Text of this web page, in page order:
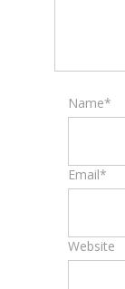
Name*
Email*
Website